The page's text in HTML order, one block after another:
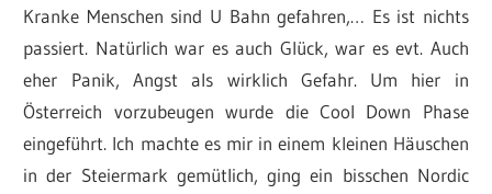
Kranke Menschen sind U Bahn gefahren,… Es ist nichts
passiert. Natürlich war es auch Glück, war es evt. Auch
eher Panik, Angst als wirklich Gefahr. Um hier in
Österreich vorzubeugen wurde die Cool Down Phase
eingeführt. Ich machte es mir in einem kleinen Häuschen
in der Steiermark gemütlich, ging ein bisschen Nordic